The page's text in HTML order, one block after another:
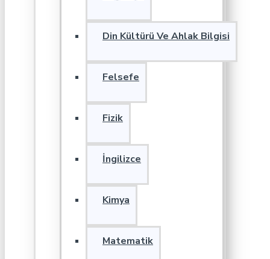
Din Kültürü Ve Ahlak Bilgisi
Felsefe
Fizik
İngilizce
Kimya
Matematik